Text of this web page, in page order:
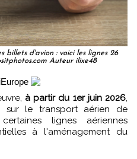
billets d'avion : voici les lignes 26
Auteur ilixe48
à partir du 1er juin 2026
le transport aérien de
lignes aériennes
à l'aménagement du